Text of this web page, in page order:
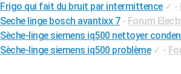
Frigo qui fait du bruit par intermittence ✓ -
Seche linge bosch avantixx 7 - Forum
Sèche-linge siemens iq500 nettoyer
Sèche-linge siemens iq500 problème ✓ -